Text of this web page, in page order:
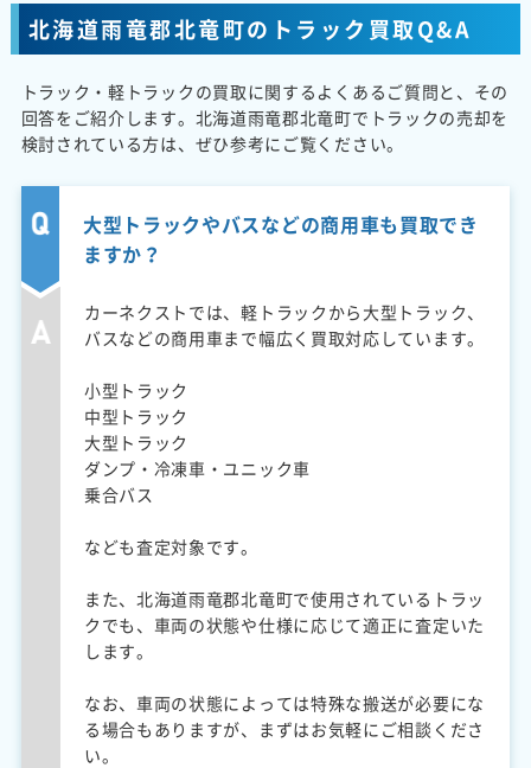
北海道雨竜郡北竜町のトラック買取Q&A
トラック・軽トラックの買取に関するよくあるご質問と、その
回答をご紹介します。北海道雨竜郡北竜町でトラックの売却を
検討されている方は、ぜひ参考にご覧ください。
大型トラックやバスなどの商用車も買取でき
ますか？
カーネクストでは、軽トラックから大型トラック、
バスなどの商用車まで幅広く買取対応しています。
小型トラック
中型トラック
大型トラック
ダンプ・冷凍車・ユニック車
乗合バス
なども査定対象です。
また、北海道雨竜郡北竜町で使用されているトラッ
クでも、車両の状態や仕様に応じて適正に査定いた
します。
なお、車両の状態によっては特殊な搬送が必要にな
る場合もありますが、まずはお気軽にご相談くださ
い。